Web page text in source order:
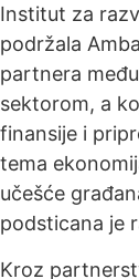
Institut za
podržala
partnera
sektorom, a
finansije i
tema
učešće
podsticana je
Kroz